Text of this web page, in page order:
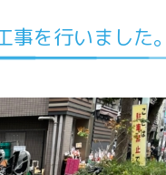
を行いました。